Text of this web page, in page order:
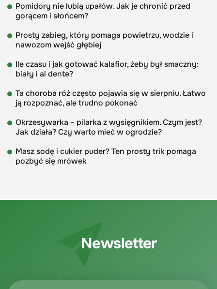
Pomidory nie lubią upałów. Jak je chronić przed
gorącem i słońcem?
Prosty zabieg, który pomaga powietrzu, wodzie i
nawozom wejść głębiej
Ile czasu i jak gotować kalafior, żeby był smaczny:
biały i al dente?
Ta choroba róż często pojawia się w sierpniu. Łatwo
ją rozpoznać, ale trudno pokonać
Okrzesywarka – pilarka z wysięgnikiem. Czym jest?
Jak działa? Czy warto mieć w ogrodzie?
Masz sodę i cukier puder? Ten prosty trik pomaga
pozbyć się mrówek
Newsletter